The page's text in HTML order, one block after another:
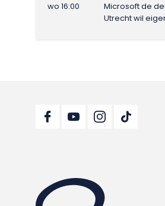
wo 16:00
Microsoft de
Utrecht wil